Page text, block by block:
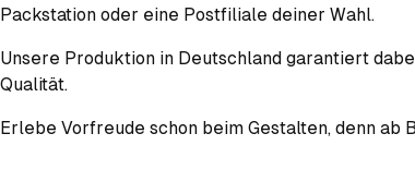
Packstation oder eine Postfiliale deiner Wahl.
Unsere Produktion in Deutschland garantiert
Qualität.
Erlebe Vorfreude schon beim Gestalten, denn ab